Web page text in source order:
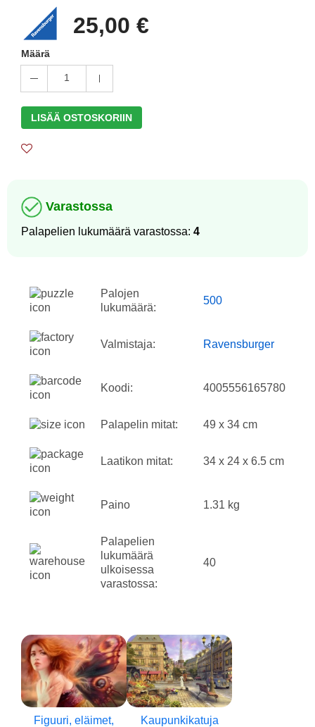
25,00 €
Määrä
1
LISÄÄ OSTOSKORIIN
Varastossa
Palapelien lukumäärä varastossa: 4
Palojen
lukumäärä:
500
Valmistaja: Ravensburger
Koodi: 4005556165780
Palapelin mitat: 49 x 34 cm
Laatikon mitat: 34 x 24 x 6.5 cm
Paino 1.31 kg
Palapelien
lukumäärä
ulkoisessa
varastossa:
40
Figuuri, eläimet,
Kaupunkikatuja